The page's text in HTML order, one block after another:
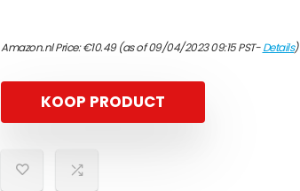
Amazon.nl Price:€10.49(as of 09/04/2023 09:15 PST-Details)
KOOP PRODUCT